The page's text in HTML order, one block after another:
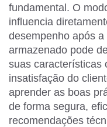
fundamental. O
influencia
desempenho após
armazenado pode
suas características
insatisfação do
aprender as boas
de forma segura,
recomendações